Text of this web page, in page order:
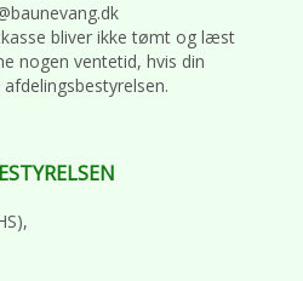
bliver ikke tømt og læst
nogen ventetid, hvis din